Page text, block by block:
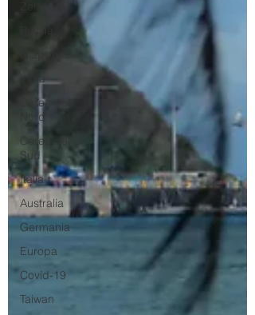
Giappone
India
Corea del
Nord
Corea del
Sud
Italia
Australia
Germania
Europa
Covid-19
Taiwan